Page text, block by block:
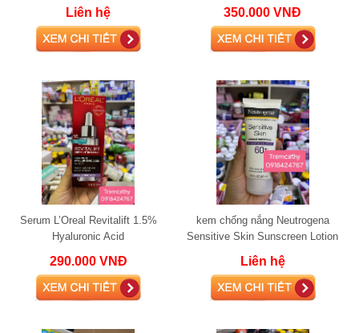
Liên hệ 350.000 VNĐ
Serum L’Oreal Revitalift 1.5%
Hyaluronic Acid
290.000 VNĐ
kem chống nắng Neutrogena
Sensitive Skin Sunscreen Lotion
Broad Spectrum SPF 60+
Liên hệ